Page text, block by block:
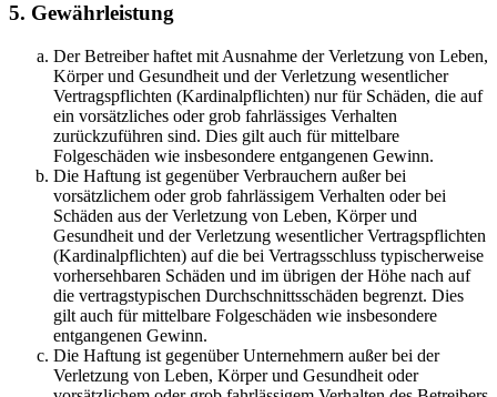
5. Gewährleistung
Der Betreiber haftet mit Ausnahme der Verletzung von Leben,
Körper und Gesundheit und der Verletzung wesentlicher
Vertragspflichten (Kardinalpflichten) nur für Schäden, die auf
ein vorsätzliches oder grob fahrlässiges Verhalten
zurückzuführen sind. Dies gilt auch für mittelbare
Folgeschäden wie insbesondere entgangenen Gewinn.
Die Haftung ist gegenüber Verbrauchern außer bei
vorsätzlichem oder grob fahrlässigem Verhalten oder bei
Schäden aus der Verletzung von Leben, Körper und
Gesundheit und der Verletzung wesentlicher Vertragspflichten
(Kardinalpflichten) auf die bei Vertragsschluss typischerweise
vorhersehbaren Schäden und im übrigen der Höhe nach auf
die vertragstypischen Durchschnittsschäden begrenzt. Dies
gilt auch für mittelbare Folgeschäden wie insbesondere
entgangenen Gewinn.
Die Haftung ist gegenüber Unternehmern außer bei der
Verletzung von Leben, Körper und Gesundheit oder